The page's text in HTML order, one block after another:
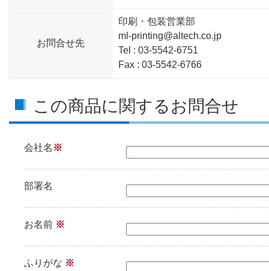
お問合せ先
印刷・包装営業部
ml-printing@altech.co.jp
Tel : 03-5542-6751
Fax : 03-5542-6766
この商品に関するお問合せ
会社名 ※
部署名
お名前 ※
ふりがな ※